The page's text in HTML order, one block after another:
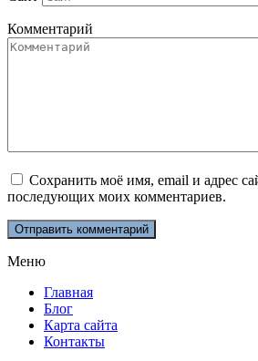
Комментарий
Сохранить моё имя, email и адрес
последующих моих комментариев.
Меню
Главная
Блог
Карта сайта
Контакты